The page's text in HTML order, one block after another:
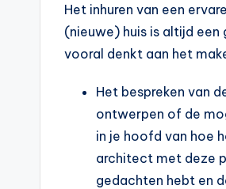
Het inhuren van een
(nieuwe) huis is altijd
vooral denkt aan het
Het bespreken van
ontwerpen of de
in je hoofd van hoe
architect met deze
gedachten hebt en